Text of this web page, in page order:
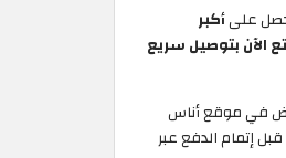
علىأكبر
الآن بتوصيل سريع
في موقع أناس
على خصم اوناس فوري يصل إلى 50% تلقائيًا على مشترياتك قبل إتمام الدفع عبر